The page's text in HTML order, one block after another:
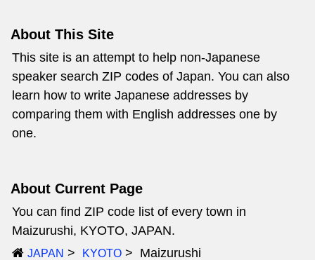
About This Site
This site is an attempt to help non-Japanese
speaker search ZIP codes of Japan. You can also
learn how to write Japanese addresses by
comparing them with English addresses one by
one.
About Current Page
You can find ZIP code list of every town in
Maizurushi, KYOTO, JAPAN.
JAPAN KYOTO Maizurushi